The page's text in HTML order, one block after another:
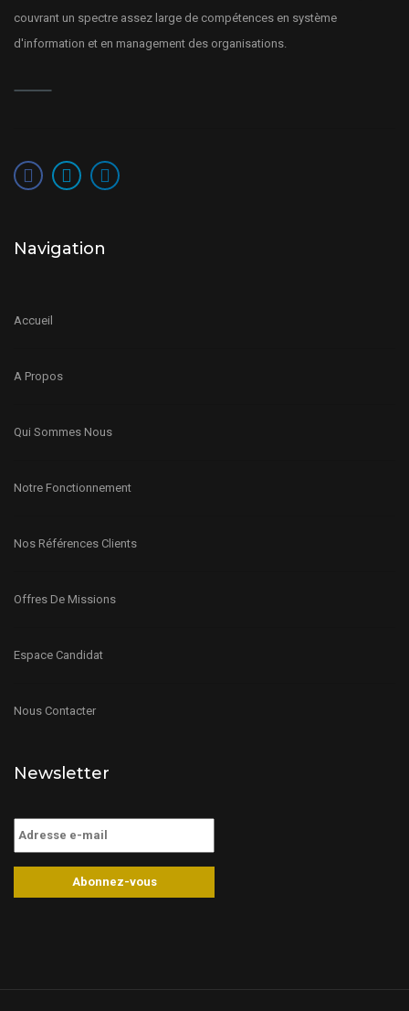
couvrant un spectre assez large de compétences en système
d'information et en management des organisations.
Navigation
Accueil
A Propos
Qui Sommes Nous
Notre Fonctionnement
Nos Références Clients
Offres De Missions
Espace Candidat
Nous Contacter
Newsletter